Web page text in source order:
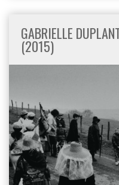
GABRIELLE
(2015)